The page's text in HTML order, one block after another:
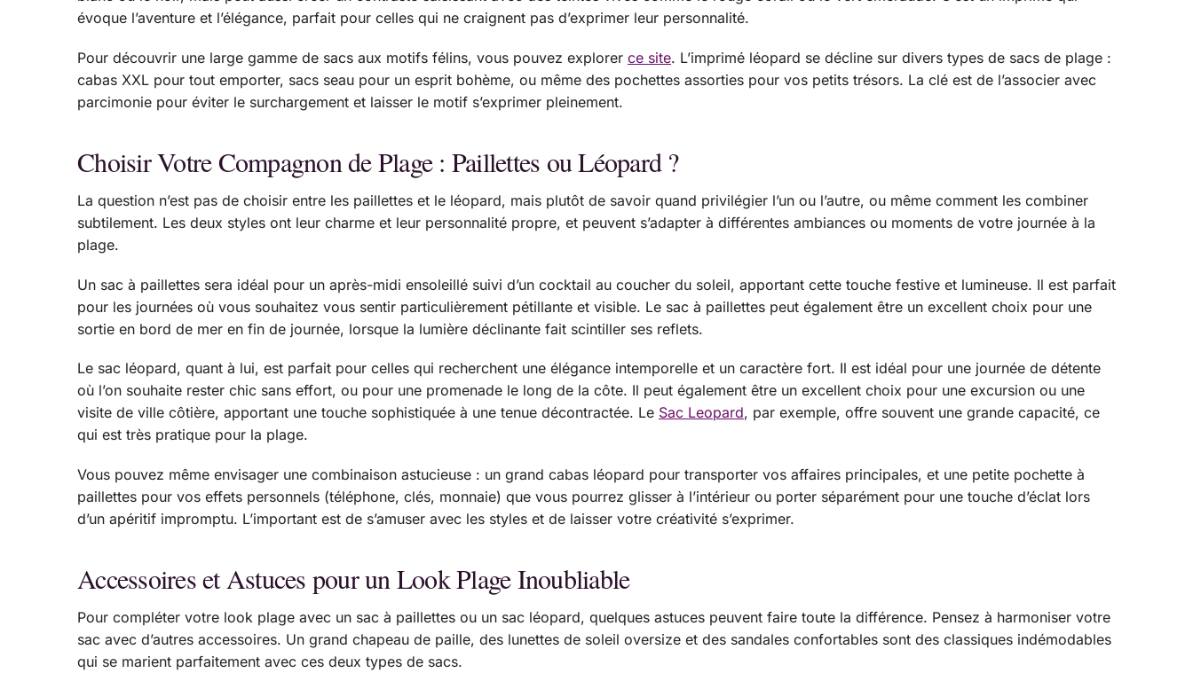
évoque l’aventure et l’élégance, parfait pour celles qui ne craignent pas d’exprimer leur personnalité.
Pour découvrir une large gamme de sacs aux motifs félins, vous pouvez explorer ce site. L’imprimé léopard se décline sur divers types de sacs de plage :
cabas XXL pour tout emporter, sacs seau pour un esprit bohème, ou même des pochettes assorties pour vos petits trésors. La clé est de l’associer avec
parcimonie pour éviter le surchargement et laisser le motif s’exprimer pleinement.
Choisir Votre Compagnon de Plage : Paillettes ou Léopard ?
La question n’est pas de choisir entre les paillettes et le léopard, mais plutôt de savoir quand privilégier l’un ou l’autre, ou même comment les combiner
subtilement. Les deux styles ont leur charme et leur personnalité propre, et peuvent s’adapter à différentes ambiances ou moments de votre journée à la
plage.
Un sac à paillettes sera idéal pour un après-midi ensoleillé suivi d’un cocktail au coucher du soleil, apportant cette touche festive et lumineuse. Il est parfait
pour les journées où vous souhaitez vous sentir particulièrement pétillante et visible. Le sac à paillettes peut également être un excellent choix pour une
sortie en bord de mer en fin de journée, lorsque la lumière déclinante fait scintiller ses reflets.
Le sac léopard, quant à lui, est parfait pour celles qui recherchent une élégance intemporelle et un caractère fort. Il est idéal pour une journée de détente
où l’on souhaite rester chic sans effort, ou pour une promenade le long de la côte. Il peut également être un excellent choix pour une excursion ou une
visite de ville côtière, apportant une touche sophistiquée à une tenue décontractée. Le Sac Leopard, par exemple, offre souvent une grande capacité, ce
qui est très pratique pour la plage.
Vous pouvez même envisager une combinaison astucieuse : un grand cabas léopard pour transporter vos affaires principales, et une petite pochette à
paillettes pour vos effets personnels (téléphone, clés, monnaie) que vous pourrez glisser à l’intérieur ou porter séparément pour une touche d’éclat lors
d’un apéritif impromptu. L’important est de s’amuser avec les styles et de laisser votre créativité s’exprimer.
Accessoires et Astuces pour un Look Plage Inoubliable
Pour compléter votre look plage avec un sac à paillettes ou un sac léopard, quelques astuces peuvent faire toute la différence. Pensez à harmoniser votre
sac avec d’autres accessoires. Un grand chapeau de paille, des lunettes de soleil oversize et des sandales confortables sont des classiques indémodables
qui se marient parfaitement avec ces deux types de sacs.